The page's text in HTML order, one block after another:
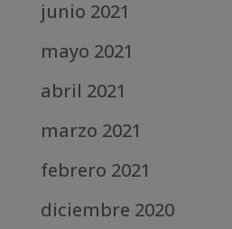
junio 2021
mayo 2021
abril 2021
marzo 2021
febrero 2021
diciembre 2020